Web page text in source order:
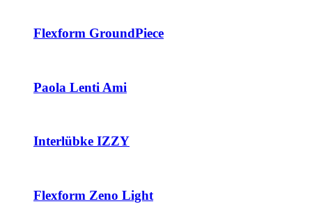
Flexform GroundPiece
Paola Lenti Ami
Interlübke IZZY
Flexform Zeno Light